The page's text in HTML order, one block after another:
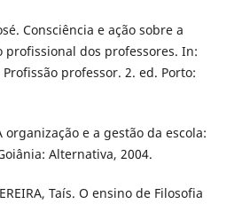
Consciência e ação sobre a
profissional dos professores. In:
professor. 2. ed. Porto:
organização e a gestão da escola:
Alternativa, 2004.
Taís. O ensino de Filosofia